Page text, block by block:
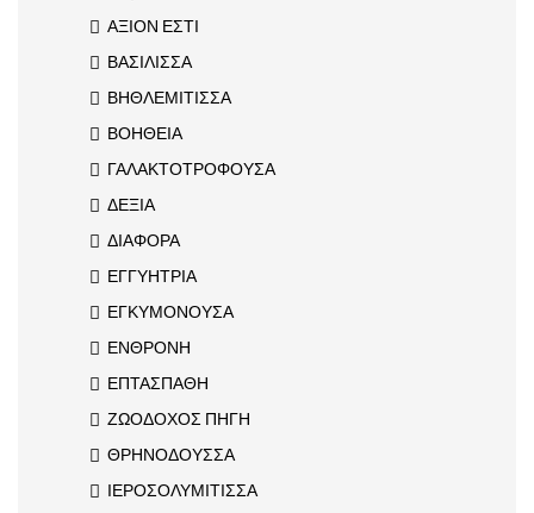
ΑΞΙΟΝ ΕΣΤΙ
ΒΑΣΙΛΙΣΣΑ
ΒΗΘΛΕΜΙΤΙΣΣΑ
ΒΟΗΘΕΙΑ
ΓΑΛΑΚΤΟΤΡΟΦΟΥΣΑ
ΔΕΞΙΑ
ΔΙΑΦΟΡΑ
ΕΓΓΥΗΤΡΙΑ
ΕΓΚΥΜΟΝΟΥΣΑ
ΕΝΘΡΟΝΗ
ΕΠΤΑΣΠΑΘΗ
ΖΩΟΔΟΧΟΣ ΠΗΓΗ
ΘΡΗΝΟΔΟΥΣΣΑ
ΙΕΡΟΣΟΛΥΜΙΤΙΣΣΑ